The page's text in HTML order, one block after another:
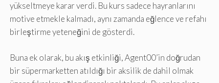
yükseltmeye karar verdi. Bu kurs sadece hayranlarını
motive etmekle kalmadı, aynı zamanda eğlence ve refahı
birleştirme yeteneğini de gösterdi.
Buna ek olarak, bu akış etkinliği, Agent00’in doğrudan
bir süpermarketten atıldığı bir aksilik de dahil olmak